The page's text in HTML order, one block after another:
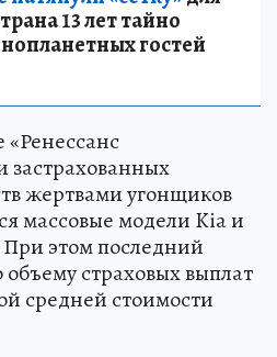
13 лет тайно
гостей
«Ренессанс
застрахованных
жертвами угонщиков
массовые модели Kia и
этом последний
страховых выплат
средней стоимости